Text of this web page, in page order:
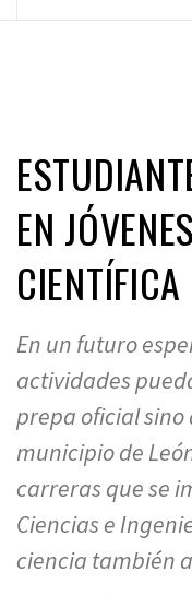
EN
CIENTÍFICA
En un futuro
actividades
prepa oficial
municipio de
carreras que se
Ciencias e
ciencia también